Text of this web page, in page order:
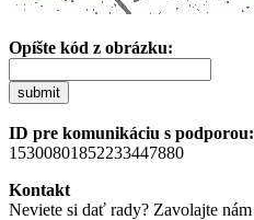
Opíšte kód z obrázku:
submit
ID pre komunikáciu s podporou:
15300801852233447880
Kontakt
Neviete si dať rady? Zavolajte nám